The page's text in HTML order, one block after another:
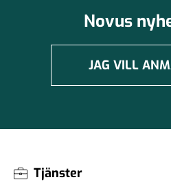
Novus
JAG VILL
Tjänster